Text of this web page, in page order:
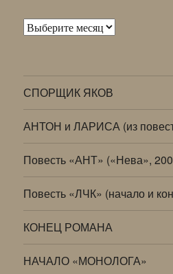
Архивы
СПОРЩИК ЯКОВ
АНТОН и ЛАРИСА (из
Повесть «АНТ» («Нева»,
Повесть «ЛЧК» (начало и
КОНЕЦ РОМАНА
НАЧАЛО «МОНОЛОГА»